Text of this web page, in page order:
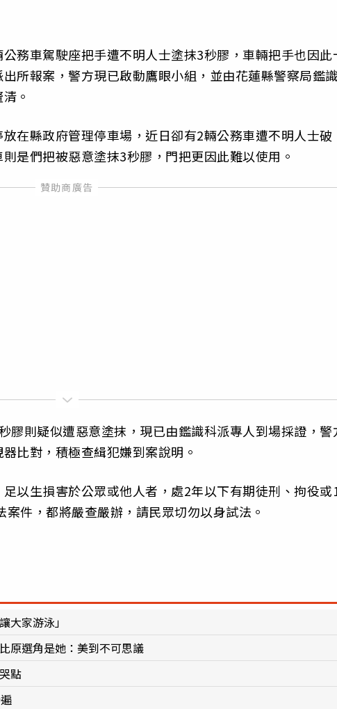
務車駕駛座把手遭不明人士塗抹3秒膠，車輛把手也因此
所報案，警方現已啟動鷹眼小組，並由花蓮縣警察局鑑
。
在縣政府管理停車場，近日卻有2輛公務車遭不明人士破
是們把被惡意塗抹3秒膠，門把更因此難以使用。
膠則疑似遭惡意塗抹，現已由鑑識科派專人到場採證，警
比對，積極查緝犯嫌到案說明。
以生損害於公眾或他人者，處2年以下有期徒刑、拘役或
件，都將嚴查嚴辦，請民眾切勿以身試法。
家游泳」
原選角是她：美到不可思議
點